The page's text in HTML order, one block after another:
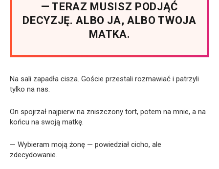
— TERAZ MUSISZ PODJĄĆ
DECYZJĘ. ALBO JA, ALBO TWOJA
MATKA.
Na sali zapadła cisza. Goście przestali rozmawiać i patrzyli
tylko na nas.
On spojrzał najpierw na zniszczony tort, potem na mnie, a na
końcu na swoją matkę.
— Wybieram moją żonę — powiedział cicho, ale
zdecydowanie.